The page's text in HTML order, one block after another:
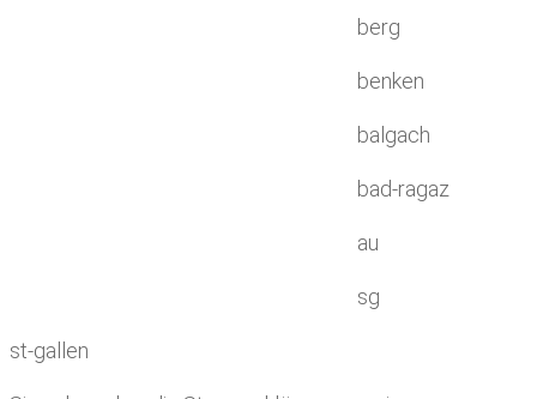
berg
benken
balgach
bad-ragaz
au
sg
st-gallen